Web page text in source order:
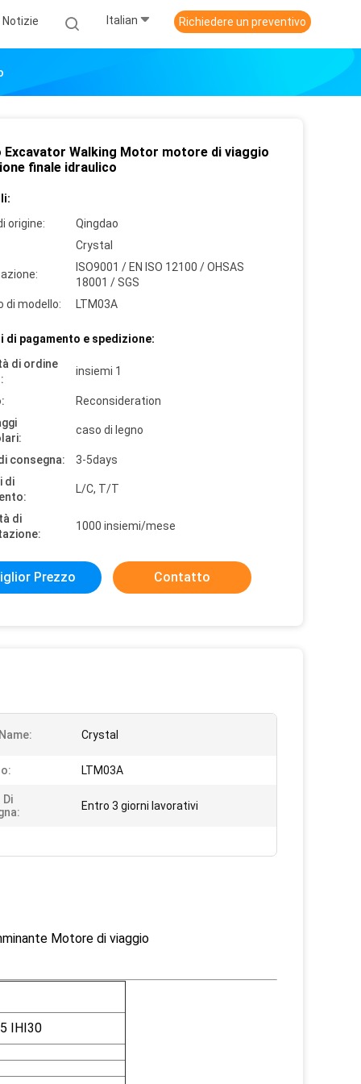
Notizie Italian Richiedere un preventivo
Excavator Walking Motor motore di viaggio
finale idraulico
origine:
Qingdao
Crystal
ISO9001 / EN ISO 12100 / OHSAS
18001 / SGS
di modello:
LTM03A
di pagamento e spedizione:
di ordine
insiemi 1
Reconsideration
caso di legno
consegna:
3-5days
di
L/C, T/T
di
1000 insiemi/mese
Prezzo Contatto
Crystal
LTM03A
Di
Entro 3 giorni lavorativi
Motore di viaggio
IHI30